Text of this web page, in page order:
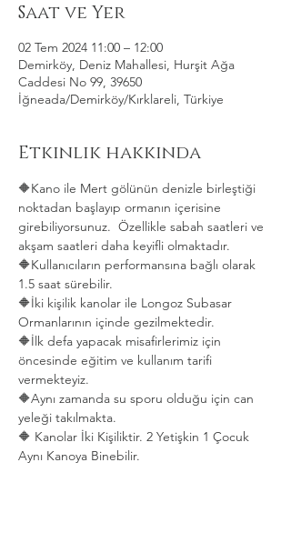
Saat ve Yer
02 Tem 2024 11:00 – 12:00
Demirköy, Deniz Mahallesi, Hurşit Ağa
Caddesi No 99, 39650
İğneada/Demirköy/Kırklareli, Türkiye
Etkinlik hakkında
🔶Kano ile Mert gölünün denizle birleştiği
noktadan başlayıp ormanın içerisine
girebiliyorsunuz.  Özellikle sabah saatleri ve
akşam saatleri daha keyifli olmaktadır.
🔶Kullanıcıların performansına bağlı olarak
1.5 saat sürebilir.
🔶İki kişilik kanolar ile Longoz Subasar
Ormanlarının içinde gezilmektedir.
🔶İlk defa yapacak misafirlerimiz için
öncesinde eğitim ve kullanım tarifi
vermekteyiz.
🔶Aynı zamanda su sporu olduğu için can
yeleği takılmakta.
🔶 Kanolar İki Kişiliktir. 2 Yetişkin 1 Çocuk
Aynı Kanoya Binebilir.